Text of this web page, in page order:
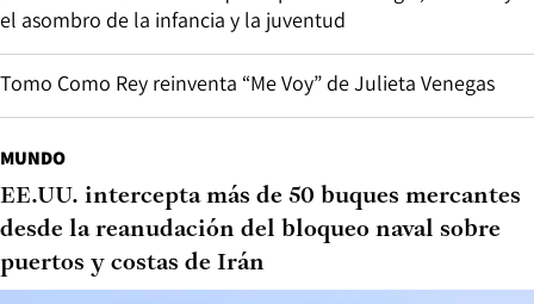
el asombro de la infancia y la juventud
Tomo Como Rey reinventa “Me Voy” de Julieta Venegas
MUNDO
EE.UU. intercepta más de 50 buques mercantes
desde la reanudación del bloqueo naval sobre
puertos y costas de Irán